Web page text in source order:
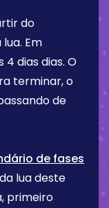
do
Em
4 dias dias. O
terminar, o
de
de fases
lua deste
primeiro